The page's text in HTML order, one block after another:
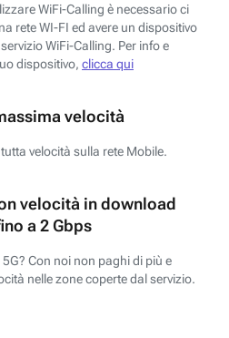
WiFi-Calling è necessario ci
rete WI-FI ed avere un dispositivo
WiFi-Calling. Per info e
dispositivo, clicca qui
velocità
velocità sulla rete Mobile.
velocità in download
a 2 Gbps
Con noi non paghi di più e
nelle zone coperte dal servizio.